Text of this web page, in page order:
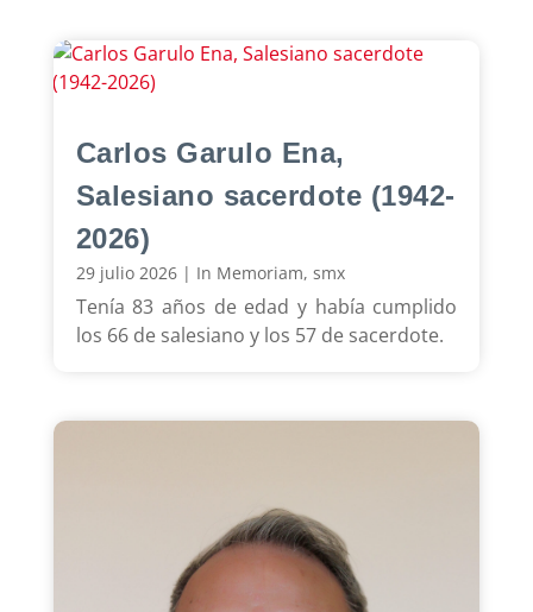
Carlos Garulo Ena,
Salesiano sacerdote (1942-
2026)
29 julio 2026| In Memoriam, smx
Tenía 83 años de edad y había cumplido
los 66 de salesiano y los 57 de sacerdote.